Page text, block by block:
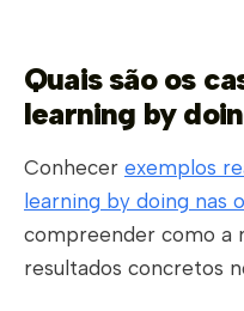
Quais são os
learning by
Conhecer exemplos
learning by doing nas
compreender como a
resultados concretos